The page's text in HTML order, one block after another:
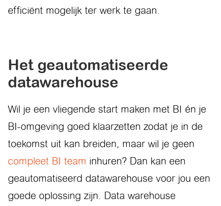
efficiënt mogelijk ter werk te gaan.
Het geautomatiseerde
datawarehouse
Wil je een vliegende start maken met BI én je
BI-omgeving goed klaarzetten zodat je in de
toekomst uit kan breiden, maar wil je geen
compleet BI team inhuren? Dan kan een
geautomatiseerd datawarehouse voor jou een
goede oplossing zijn. Data warehouse